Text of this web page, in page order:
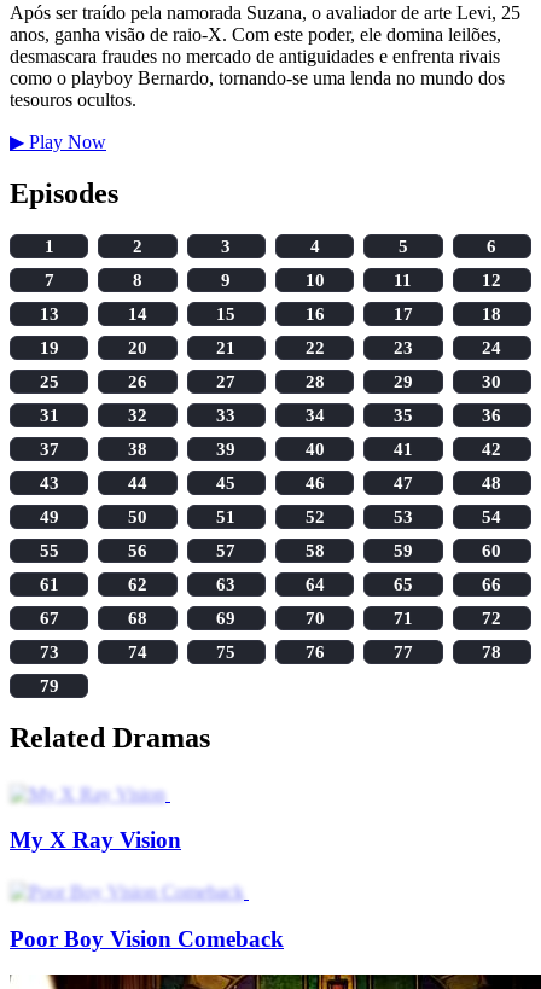
Após ser traído pela namorada Suzana, o avaliador de arte Levi, 25
anos, ganha visão de raio-X. Com este poder, ele domina leilões,
desmascara fraudes no mercado de antiguidades e enfrenta rivais
como o playboy Bernardo, tornando-se uma lenda no mundo dos
tesouros ocultos.
▶ Play Now
Episodes
1 2 3 4 5
6
7
8 9 10 11
12
13
14 15 16 17
18
19
20 21 22 23
24
25
26 27 28 29
30
31
32 33 34 35
36
37
38 39 40 41
42
43
44 45 46 47
48
49
50 51 52 53
54
55
56 57 58 59
60
61
62 63 64 65
66
67
68 69 70 71
72
73
74 75 76 77
78
79
Related Dramas
My X Ray Vision
Poor Boy Vision Comeback